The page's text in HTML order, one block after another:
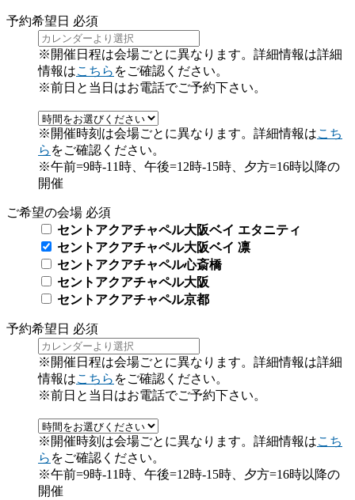
予約希望日 必須
※開催日程は会場ごとに異なります。詳細情報は詳細
情報はこちら をご確認ください。
※前日と当日はお電話でご予約下さい。
※開催時刻は会場ごとに異なります。詳細情報はこち
ら をご確認ください。
※午前=9時-11時、午後=12時-15時、夕方=16時以降の
開催
ご希望の会場 必須
セントアクアチャペル大阪ベイ エタニティ
セントアクアチャペル大阪ベイ 凛
セントアクアチャペル心斎橋
セントアクアチャペル大阪
セントアクアチャペル京都
予約希望日 必須
※開催日程は会場ごとに異なります。詳細情報は詳細
情報はこちら をご確認ください。
※前日と当日はお電話でご予約下さい。
※開催時刻は会場ごとに異なります。詳細情報はこち
ら をご確認ください。
※午前=9時-11時、午後=12時-15時、夕方=16時以降の
開催